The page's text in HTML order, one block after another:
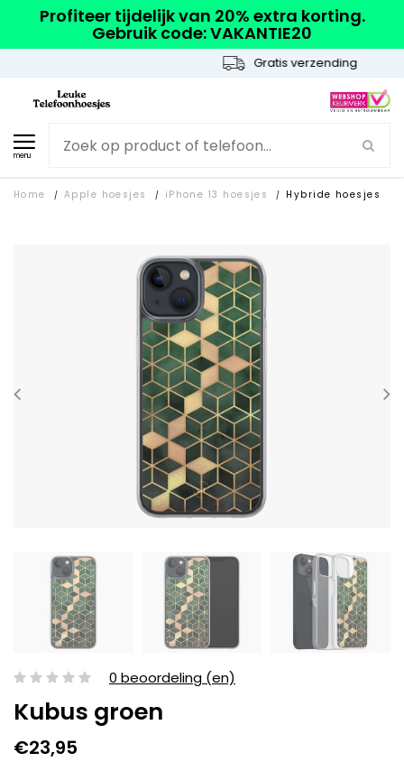
Profiteer tijdelijk van 20% extra korting.
Gebruik code: VAKANTIE20
Gratis verzending
menu
Home / Apple hoesjes / iPhone 13 hoesjes / Hybride hoesjes
0 beoordeling (en)
Kubus groen
€23,95